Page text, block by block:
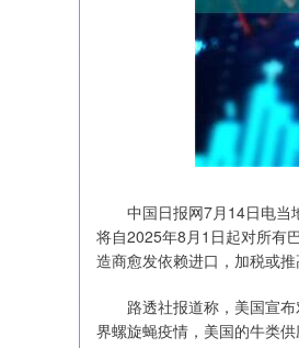
中国日报网7月14日电当地
将自2025年8月1日起对所有
造商愈发依赖进口，加税或推
路透社报道称，美国宣布
界螺旋蝇疫情，美国的牛类